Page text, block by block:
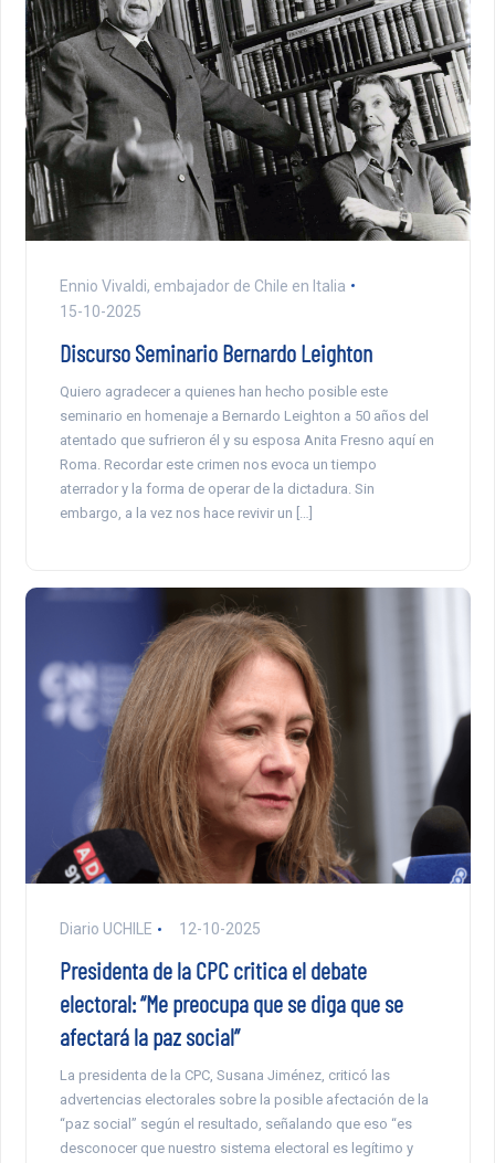
Ennio Vivaldi, embajador de Chile en Italia
15-10-2025
Discurso Seminario Bernardo Leighton
Quiero agradecer a quienes han hecho posible este
seminario en homenaje a Bernardo Leighton a 50 años del
atentado que sufrieron él y su esposa Anita Fresno aquí en
Roma. Recordar este crimen nos evoca un tiempo
aterrador y la forma de operar de la dictadura. Sin
embargo, a la vez nos hace revivir un […]
Diario UCHILE 12-10-2025
Presidenta de la CPC critica el debate
electoral: “Me preocupa que se diga que se
afectará la paz social”
La presidenta de la CPC, Susana Jiménez, criticó las
advertencias electorales sobre la posible afectación de la
“paz social” según el resultado, señalando que eso “es
desconocer que nuestro sistema electoral es legítimo y